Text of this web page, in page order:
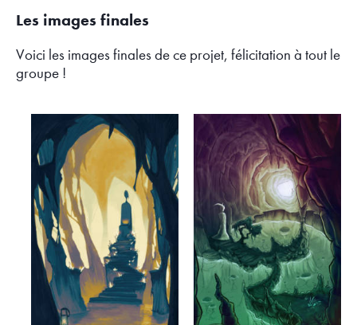
Les images finales
Voici les images finales de ce projet, félicitation à tout le
groupe !